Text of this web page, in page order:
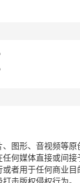
图形、音视频等
何媒体直接或间接
者用于任何商业目